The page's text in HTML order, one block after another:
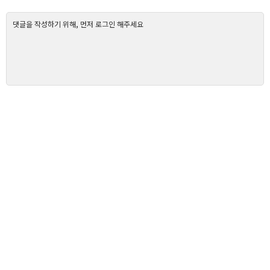
댓글을 작성하기 위해, 먼저 로그인 해주세요